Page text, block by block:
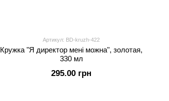
Артикул: BD-kruzh-422
Кружка "Я директор мені можна", золотая,
330 мл
295.00 грн